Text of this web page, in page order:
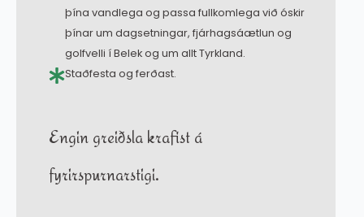
þína vandlega og passa fullkomlega við óskir
þínar um dagsetningar, fjárhagsáætlun og
golfvelli í Belek og um allt Tyrkland.
Staðfesta og ferðast.
Engin greiðsla krafist á
fyrirspurnarstigi.